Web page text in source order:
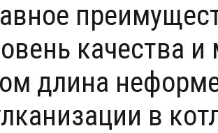
качества
длина
в